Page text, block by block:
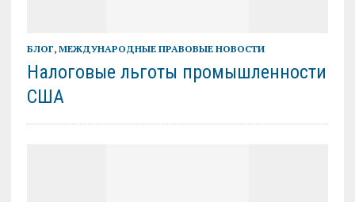
БЛОГ, МЕЖДУНАРОДНЫЕ ПРАВОВЫЕ НОВОСТИ
Налоговые льготы промышленности
США